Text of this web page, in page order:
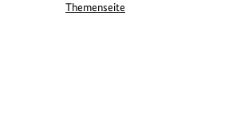
Themenseite